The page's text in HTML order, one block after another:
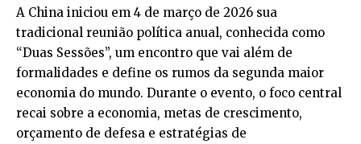
A China iniciou em 4 de março de 2026 sua
tradicional reunião política anual, conhecida como
“Duas Sessões”, um encontro que vai além de
formalidades e define os rumos da segunda maior
economia do mundo. Durante o evento, o foco central
recai sobre a economia, metas de crescimento,
orçamento de defesa e estratégias de